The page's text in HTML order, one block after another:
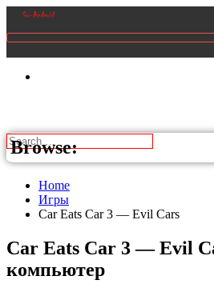
Browse:
Home
Игры
Car Eats Car 3 — Evil Cars
Car Eats Car 3 — Evil
компьютер